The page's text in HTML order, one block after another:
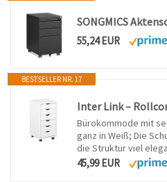
55,24 EUR
BESTSELLER NR. 17
Bürokommode mit
ganz in Weiß; Die
die Struktur viel
45,99 EUR